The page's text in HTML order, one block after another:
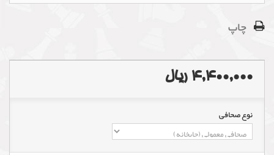
چاپ
4,400,000 ریال
نوع صحافی